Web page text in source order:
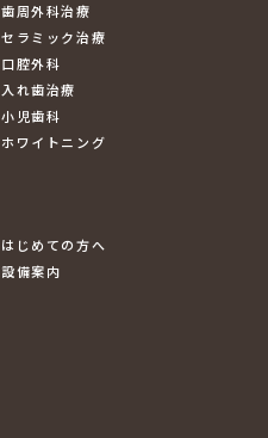
歯周外科治療
セラミック治療
口腔外科
入れ歯治療
小児歯科
ホワイトニング
はじめての方へ
設備案内